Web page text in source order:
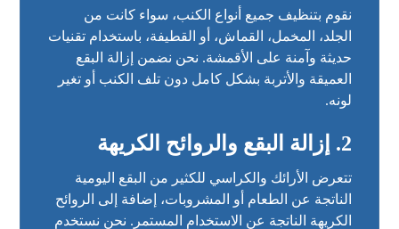
نقوم بتنظيف جميع أنواع الكنب، سواء كانت من
الجلد، المخمل، القماش، أو القطيفة، باستخدام تقنيات
حديثة وآمنة على الأقمشة. نحن نضمن إزالة البقع
العميقة والأتربة بشكل كامل دون تلف الكنب أو تغير
لونه.
2. إزالة البقع والروائح الكريهة
تتعرض الأرائك والكراسي للكثير من البقع اليومية
الناتجة عن الطعام أو المشروبات، إضافة إلى الروائح
الكريهة الناتجة عن الاستخدام المستمر. نحن نستخدم